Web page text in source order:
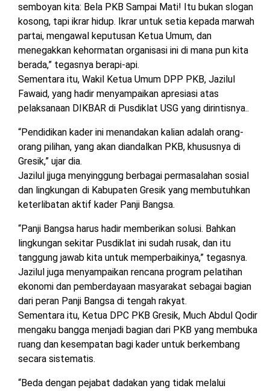
semboyan kita: Bela PKB Sampai Mati! Itu bukan slogan
kosong, tapi ikrar hidup. Ikrar untuk setia kepada marwah
partai, mengawal keputusan Ketua Umum, dan
menegakkan kehormatan organisasi ini di mana pun kita
berada,” tegasnya berapi-api.
Sementara itu, Wakil Ketua Umum DPP PKB, Jazilul
Fawaid, yang hadir menyampaikan apresiasi atas
pelaksanaan DIKBAR di Pusdiklat USG yang dirintisnya..
“Pendidikan kader ini menandakan kalian adalah orang-
orang pilihan, yang akan diandalkan PKB, khususnya di
Gresik,” ujar dia.
Jazilul jjuga menyinggung berbagai permasalahan sosial
dan lingkungan di Kabupaten Gresik yang membutuhkan
keterlibatan aktif kader Panji Bangsa.
“Panji Bangsa harus hadir memberikan solusi. Bahkan
lingkungan sekitar Pusdiklat ini sudah rusak, dan itu
tanggung jawab kita untuk memperbaikinya,” tegasnya.
Jazilul juga menyampaikan rencana program pelatihan
ekonomi dan pemberdayaan masyarakat sebagai bagian
dari peran Panji Bangsa di tengah rakyat.
Sementara itu, Ketua DPC PKB Gresik, Much Abdul Qodir
mengaku bangga menjadi bagian dari PKB yang membuka
ruang dan kesempatan bagi kader untuk berkembang
secara sistematis.
“Beda dengan pejabat dadakan yang tidak melalui